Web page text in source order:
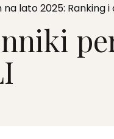
lato 2025: Ranking i